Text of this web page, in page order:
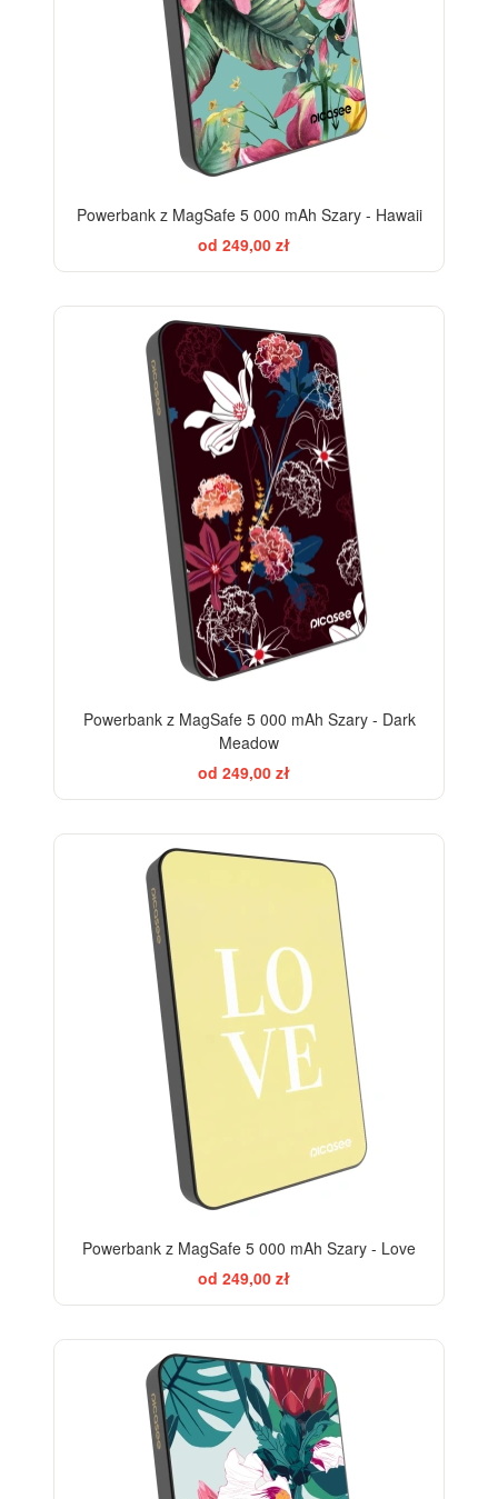
Powerbank z MagSafe 5 000 mAh Szary - Hawaii
od 249,00 zł
Powerbank z MagSafe 5 000 mAh Szary - Dark
Meadow
od 249,00 zł
Powerbank z MagSafe 5 000 mAh Szary - Love
od 249,00 zł